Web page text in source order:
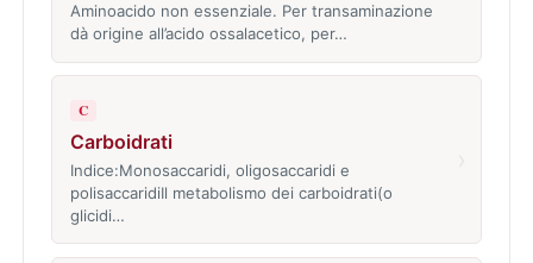
Aminoacido non essenziale. Per transaminazione
dà origine all’acido ossalacetico, per…
C
Carboidrati
Indice:Monosaccaridi, oligosaccaridi e
polisaccaridiIl metabolismo dei carboidrati(o
glicidi…